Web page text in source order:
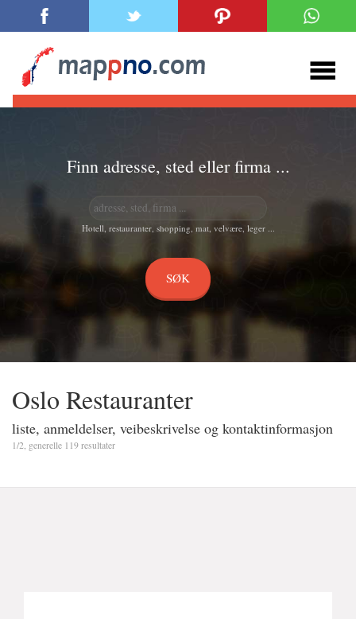
Finn adresse, sted eller firma ...
Hotell, restauranter, shopping, mat, velvære, leger ...
Oslo Restauranter
liste, anmeldelser, veibeskrivelse og kontaktinformasjon
1/2, generelle 119 resultater